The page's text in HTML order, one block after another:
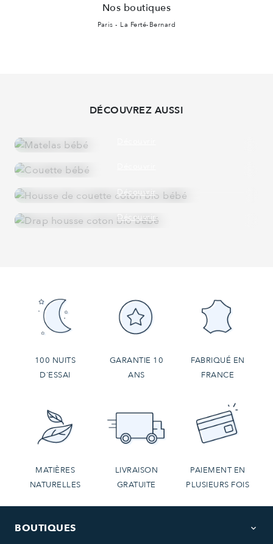
Nos boutiques
Paris - La Ferté-Bernard
DÉCOUVREZ AUSSI
HOUSSE DE COUETTE BÉBÉ
Découvrir
DRAP HOUSSE BÉBÉ
Découvrir
100 NUITS
D'ESSAI
GARANTIE 10
ANS
FABRIQUÉ EN
FRANCE
MATIÈRES
NATURELLES
LIVRAISON
GRATUITE
PAIEMENT EN
PLUSIEURS FOIS
BOUTIQUES keyboard_arrow_down